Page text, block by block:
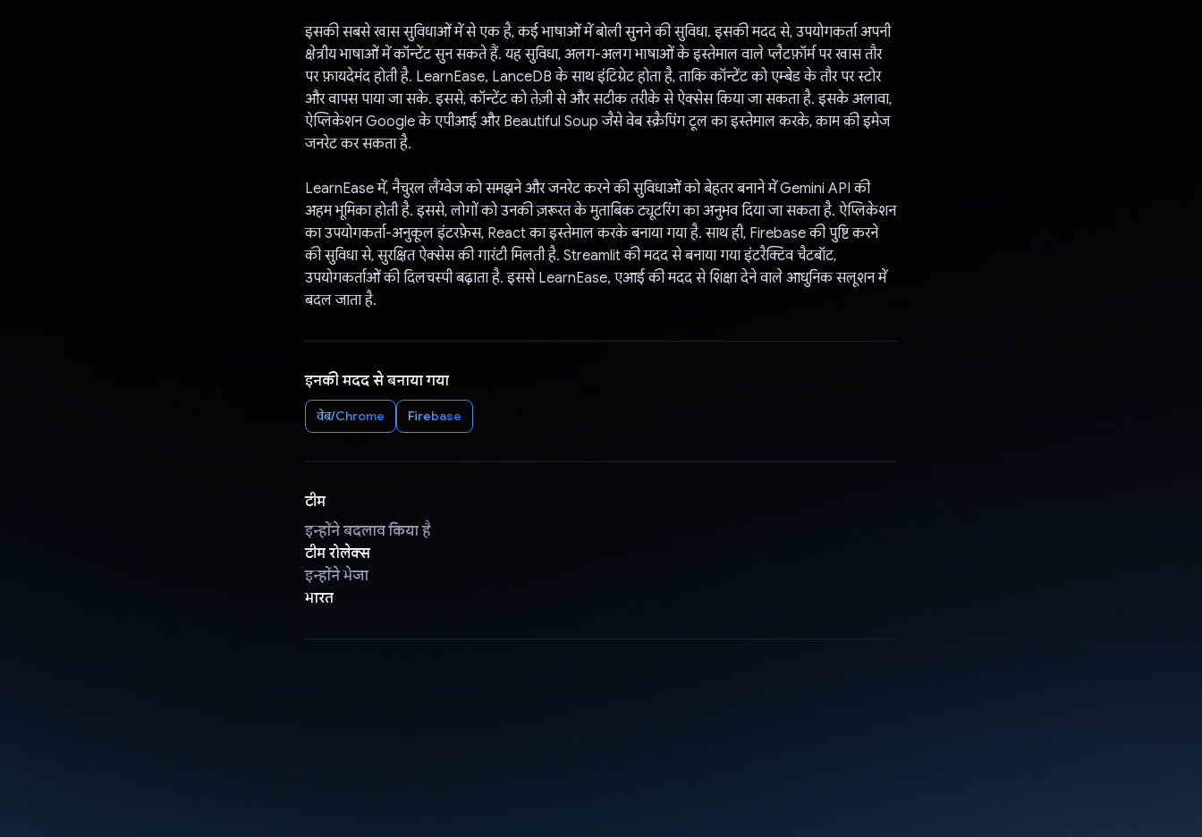
इसकी सबसे खास सुविधाओं में से एक है, कई भाषाओं में बोली सुनने की सुविधा. इसकी मदद से, उपयोगकर्ता अपनी
क्षेत्रीय भाषाओं में कॉन्टेंट सुन सकते हैं. यह सुविधा, अलग-अलग भाषाओं के इस्तेमाल वाले प्लैटफ़ॉर्म पर खास तौर
पर फ़ायदेमंद होती है. LearnEase, LanceDB के साथ इंटिग्रेट होता है, ताकि कॉन्टेंट को एम्बेड के तौर पर स्टोर
और वापस पाया जा सके. इससे, कॉन्टेंट को तेज़ी से और सटीक तरीके से ऐक्सेस किया जा सकता है. इसके अलावा,
ऐप्लिकेशन Google के एपीआई और Beautiful Soup जैसे वेब स्क्रैपिंग टूल का इस्तेमाल करके, काम की इमेज
जनरेट कर सकता है.
LearnEase में, नैचुरल लैंग्वेज को समझने और जनरेट करने की सुविधाओं को बेहतर बनाने में Gemini API की
अहम भूमिका होती है. इससे, लोगों को उनकी ज़रूरत के मुताबिक ट्यूटरिंग का अनुभव दिया जा सकता है. ऐप्लिकेशन
का उपयोगकर्ता-अनुकूल इंटरफ़ेस, React का इस्तेमाल करके बनाया गया है. साथ ही, Firebase की पुष्टि करने
की सुविधा से, सुरक्षित ऐक्सेस की गारंटी मिलती है. Streamlit की मदद से बनाया गया इंटरैक्टिव चैटबॉट,
उपयोगकर्ताओं की दिलचस्पी बढ़ाता है. इससे LearnEase, एआई की मदद से शिक्षा देने वाले आधुनिक सलूशन में
बदल जाता है.
इनकी मदद से बनाया गया
वेब/Chrome Firebase
टीम
इन्होंने बदलाव किया है
टीम रोलेक्स
इन्होंने भेजा
भारत